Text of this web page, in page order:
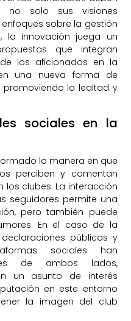
no solo sus visiones
sobre la gestión
la innovación juega un
que integran
los aficionados en la
una nueva forma de
la lealtad y
sociales en la
la manera en que
perciben y comentan
clubes. La interacción
seguidores permite una
pero también puede
En el caso de la
públicas y
sociales han
de ambos lados,
un asunto de interés
en este entorno
la imagen del club